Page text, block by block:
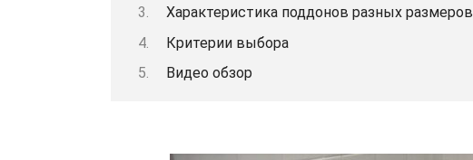
Характеристика поддонов разных размеров
Критерии выбора
Видео обзор